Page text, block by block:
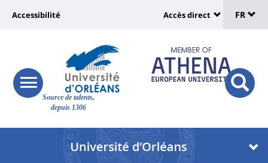
Site
Source de talents,
depuis 1306
Université
responsive
menu
button
Université
vers
page
accessibilité
Accessibilité
:
Shortcut
links
Accès direct
de
FR
Université